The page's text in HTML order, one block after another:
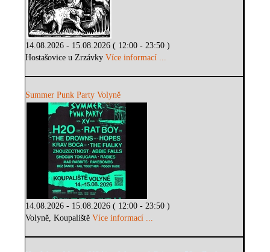
14.08.2026 - 15.08.2026 ( 12:00 - 23:50 )
Hostašovice u ZrzávkyVíce informací ...
Summer Punk Party Volyně
14.08.2026 - 15.08.2026 ( 12:00 - 23:50 )
Volyně, KoupalištěVíce informací ...